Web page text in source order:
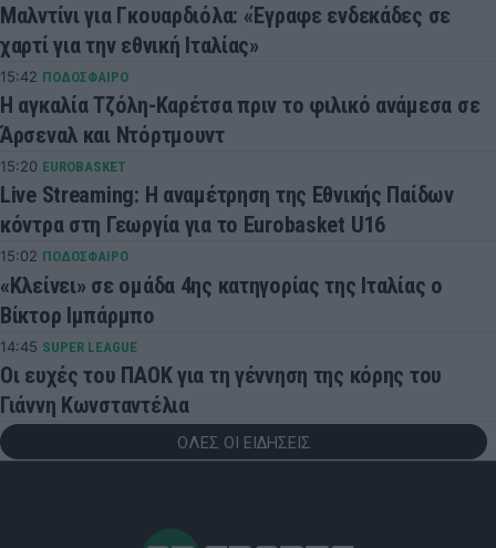
Μαλντίνι για Γκουαρδιόλα: «Έγραφε ενδεκάδες σε
χαρτί για την εθνική Ιταλίας»
15:42 ΠΟΔΟΣΦΑΙΡΟ
Η αγκαλία Τζόλη-Καρέτσα πριν το φιλικό ανάμεσα σε
Άρσεναλ και Ντόρτμουντ
15:20 EUROBASKET
Live Streaming: Η αναμέτρηση της Εθνικής Παίδων
κόντρα στη Γεωργία για το Eurobasket U16
15:02 ΠΟΔΟΣΦΑΙΡΟ
«Κλείνει» σε ομάδα 4ης κατηγορίας της Ιταλίας ο
Βίκτορ Ιμπάρμπο
14:45 SUPER LEAGUE
Οι ευχές του ΠΑΟΚ για τη γέννηση της κόρης του
Γιάννη Κωνσταντέλια
ΟΛΕΣ ΟΙ ΕΙΔΗΣΕΙΣ